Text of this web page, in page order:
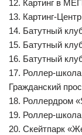
12. Картинг в
13. Картинг-
14. Батутный
15. Батутный
16. Батутный
17. Роллер-школа
Гражданский
18. Роллердром
19. Роллер-
20. Скейтпарк